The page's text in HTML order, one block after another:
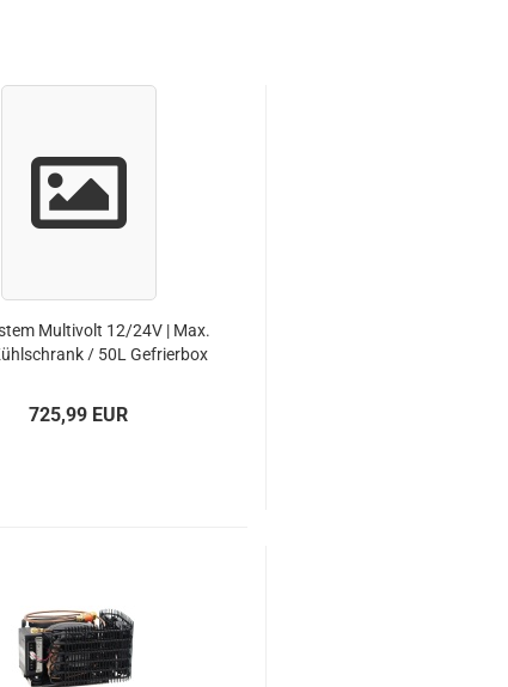
Mul­ti­volt 12/24V | Max.
/ 50L Ge­frier­box
725,99 EUR